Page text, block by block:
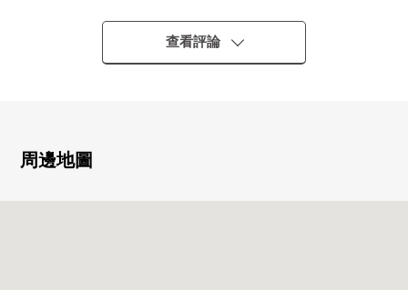
▼建築物的特徴
・土地面積120.26平方公尺
・建築面積94.80平方公尺的4LDK
查看評論
周邊地圖